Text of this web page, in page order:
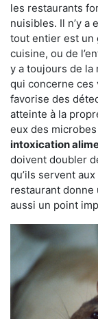
les restaurants
nuisibles. Il n’y a
tout entier est un
cuisine, ou de
y a toujours de la
qui concerne ces
favorise des
atteinte à la
eux des
intoxication
doivent doubler
qu’ils servent
restaurant donne
aussi un point